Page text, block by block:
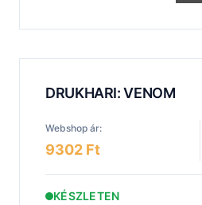
DRUKHARI: VENOM
Webshop ár:
9302 Ft
KÉSZLETEN